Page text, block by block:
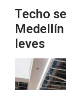
Techo
leves